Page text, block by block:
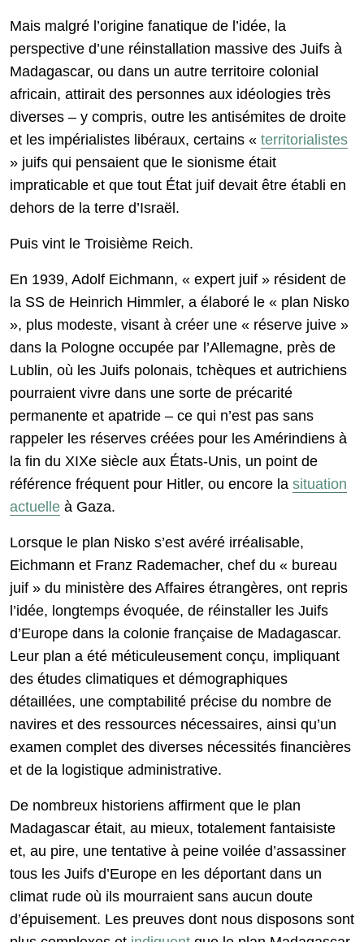
Mais malgré l’origine fanatique de l’idée, la
perspective d’une réinstallation massive des Juifs à
Madagascar, ou dans un autre territoire colonial
africain, attirait des personnes aux idéologies très
diverses – y compris, outre les antisémites de droite
et les impérialistes libéraux, certains « territorialistes
» juifs qui pensaient que le sionisme était
impraticable et que tout État juif devait être établi en
dehors de la terre d’Israël.
Puis vint le Troisième Reich.
En 1939, Adolf Eichmann, « expert juif » résident de
la SS de Heinrich Himmler, a élaboré le « plan Nisko
», plus modeste, visant à créer une « réserve juive »
dans la Pologne occupée par l’Allemagne, près de
Lublin, où les Juifs polonais, tchèques et autrichiens
pourraient vivre dans une sorte de précarité
permanente et apatride – ce qui n’est pas sans
rappeler les réserves créées pour les Amérindiens à
la fin du XIXe siècle aux États-Unis, un point de
référence fréquent pour Hitler, ou encore la situation
actuelle à Gaza.
Lorsque le plan Nisko s’est avéré irréalisable,
Eichmann et Franz Rademacher, chef du « bureau
juif » du ministère des Affaires étrangères, ont repris
l’idée, longtemps évoquée, de réinstaller les Juifs
d’Europe dans la colonie française de Madagascar.
Leur plan a été méticuleusement conçu, impliquant
des études climatiques et démographiques
détaillées, une comptabilité précise du nombre de
navires et des ressources nécessaires, ainsi qu’un
examen complet des diverses nécessités financières
et de la logistique administrative.
De nombreux historiens affirment que le plan
Madagascar était, au mieux, totalement fantaisiste
et, au pire, une tentative à peine voilée d’assassiner
tous les Juifs d’Europe en les déportant dans un
climat rude où ils mourraient sans aucun doute
d’épuisement. Les preuves dont nous disposons sont